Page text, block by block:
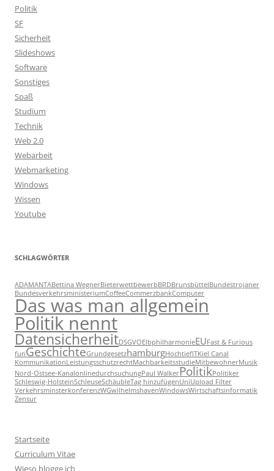
Politik
SF
Sicherheit
Slideshows
Software
Sonstiges
Spaß
Studium
Technik
Web 2.0
Webarbeit
Webmarketing
Windows
Wissen
Youtube
SCHLAGWÖRTER
ADAMANTABettina WegnerBieterwettbewerbBRDBrunsbüttelBundestrojaner
BundesverkehrsministeriumCoffeeCommerzbankComputer
Das was man allgemein
Politik nennt
DatensicherheitDSGVOElbphilharmonieEUFast & Furious
funGeschichteGrundgesetzhamburgHochtiefITKiel Canal
KommunikationLeistungsschutzrechtMachbarkeitsstudieMitbewohnerMusik
Nord-Ostsee-KanalonlinedurchsuchungPaul WalkerPolitikPolitiker
Schleswig-HolsteinSchleuseSchäubleTag hinzufügenUniUpload Filter
VerkehrsminsterkonferenzWGwilhelmshavenWindowsWirtschaftsinformatik
Zensur
Startseite
Curriculum Vitae
Wieso blogge ich